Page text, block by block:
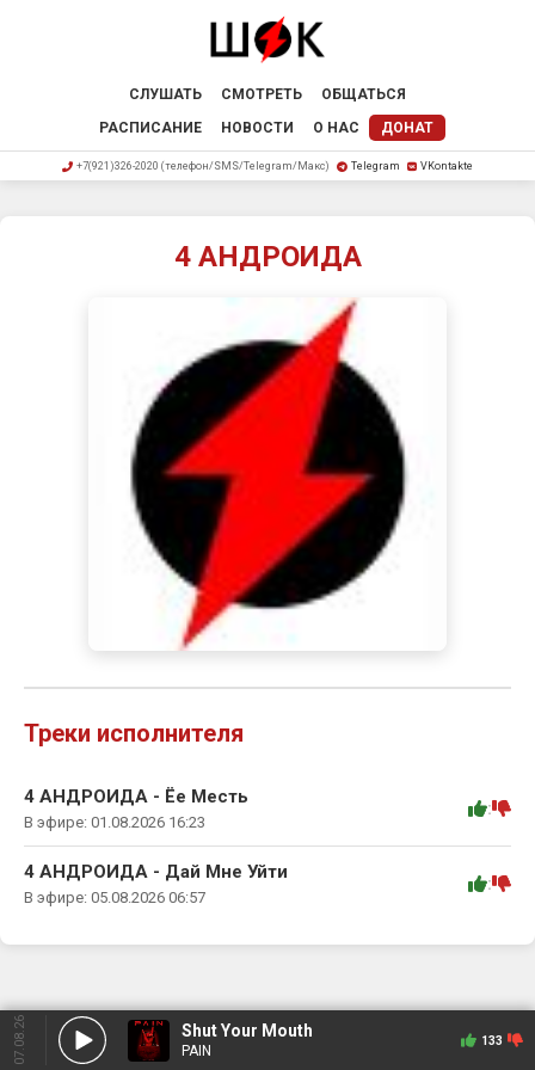
СЛУШАТЬ СМОТРЕТЬ
ОБЩАТЬСЯ
РАСПИСАНИЕ
НОВОСТИ О НАС ДОНАТ
+7(921)326-2020 (телефон/SMS/Telegram/Макс) Telegram VKontakte
4 АНДРОИДА
Треки исполнителя
4 АНДРОИДА - Ёе Месть
В эфире: 01.08.2026 16:23
:
4 АНДРОИДА - Дай Мне Уйти
В эфире: 05.08.2026 06:57
:
07.08.26 Shut Your Mouth
PAIN
133